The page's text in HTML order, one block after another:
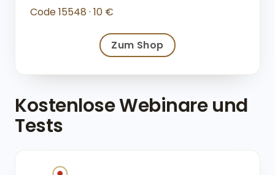
Code 15548 · 10 €
Zum Shop
Kostenlose Webinare und
Tests